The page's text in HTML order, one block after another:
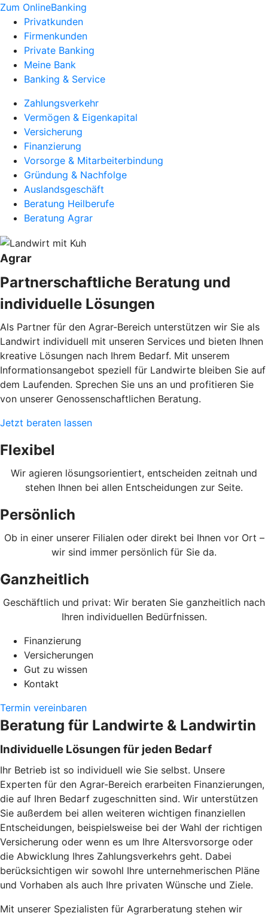
Zum OnlineBanking
Privatkunden
Firmenkunden
Private Banking
Meine Bank
Banking & Service
Zahlungsverkehr
Vermögen & Eigenkapital
Versicherung
Finanzierung
Vorsorge & Mitarbeiterbindung
Gründung & Nachfolge
Auslandsgeschäft
Beratung Heilberufe
Beratung Agrar
Agrar
Partnerschaftliche Beratung und
individuelle Lösungen
Als Partner für den Agrar-Bereich unterstützen wir Sie als
Landwirt individuell mit unseren Services und bieten Ihnen
kreative Lösungen nach Ihrem Bedarf. Mit unserem
Informationsangebot speziell für Landwirte bleiben Sie auf
dem Laufenden. Sprechen Sie uns an und profitieren Sie
von unserer Genossenschaftlichen Beratung.
Jetzt beraten lassen
Flexibel
Wir agieren lösungsorientiert, entscheiden zeitnah und
stehen Ihnen bei allen Entscheidungen zur Seite.
Persönlich
Ob in einer unserer Filialen oder direkt bei Ihnen vor Ort –
wir sind immer persönlich für Sie da.
Ganzheitlich
Geschäftlich und privat: Wir beraten Sie ganzheitlich nach
Ihren individuellen Bedürfnissen.
Finanzierung
Versicherungen
Gut zu wissen
Kontakt
Termin vereinbaren
Beratung für Landwirte & Landwirtin
Individuelle Lösungen für jeden Bedarf
Ihr Betrieb ist so individuell wie Sie selbst. Unsere
Experten für den Agrar-Bereich erarbeiten Finanzierungen,
die auf Ihren Bedarf zugeschnitten sind. Wir unterstützen
Sie außerdem bei allen weiteren wichtigen finanziellen
Entscheidungen, beispielsweise bei der Wahl der richtigen
Versicherung oder wenn es um Ihre Altersvorsorge oder
die Abwicklung Ihres Zahlungsverkehrs geht. Dabei
berücksichtigen wir sowohl Ihre unternehmerischen Pläne
und Vorhaben als auch Ihre privaten Wünsche und Ziele.
Mit unserer Spezialisten für Agrarberatung stehen wir